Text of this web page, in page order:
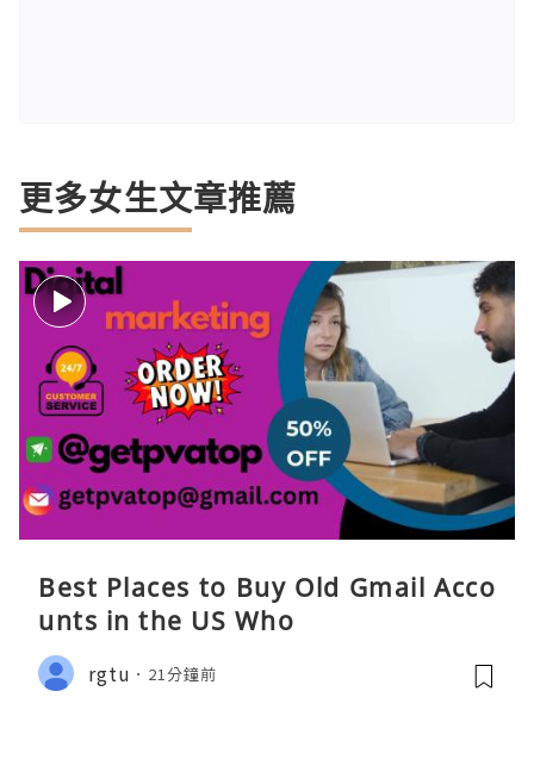
更多女生文章推薦
Best Places to Buy Old Gmail Acco
unts in the US Who
rgtu 21分鐘前